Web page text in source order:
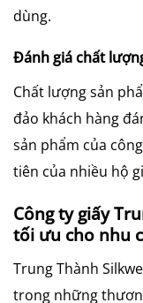
dùng.
Đánh giá chất
Chất lượng sản
đảo khách hàng
sản phẩm của
tiên của nhiều hộ
Công ty giấy
tối ưu cho nhu
Trung Thành
trong những